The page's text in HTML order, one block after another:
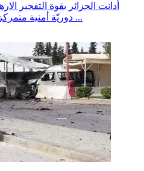
أدانت الجزائر بقوة التفجير
دوريّة أمنية متمركزة بمنطقة البحيرة 2 بالشارع ال ...